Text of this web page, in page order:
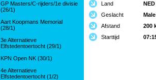
GP Masters/C-rijders/1e divisie
(26/1)
Aart Koopmans Memorial
(28/1)
3e Alternatieve
Elfstedentoertocht (29/1)
KPN Open NK (30/1)
4e Alternatieve
Elfstedentoertocht (1/2)
Land
NED
Geslacht
Male
Afstand
200
Starttijd